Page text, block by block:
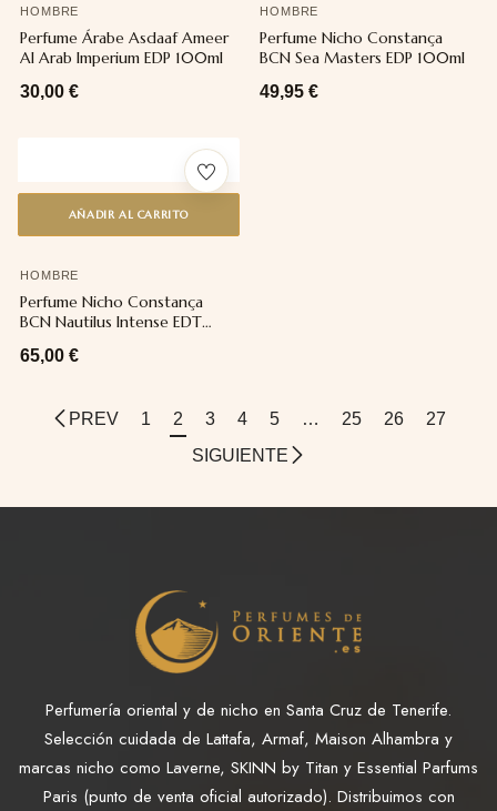
HOMBRE
Perfume Árabe Asdaaf Ameer
Al Arab Imperium EDP 100ml
30,00 €
HOMBRE
Perfume Nicho Constança
BCN Sea Masters EDP 100ml
49,95 €
AÑADIR AL CARRITO
HOMBRE
Perfume Nicho Constança
BCN Nautilus Intense EDT
65,00 €
PREV 1 2 3 4 5 … 25 26
27
SIGUIENTE
Perfumería oriental y de nicho en Santa Cruz de Tenerife.
Selección cuidada de Lattafa, Armaf, Maison Alhambra y
marcas nicho como Laverne, SKINN by Titan y Essential Parfums
Paris (punto de venta oficial autorizado). Distribuimos con